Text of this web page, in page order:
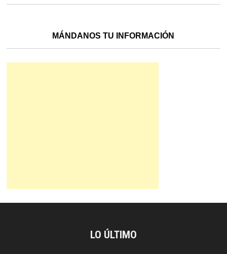
MÁNDANOS TU INFORMACIÓN
LO ÚLTIMO